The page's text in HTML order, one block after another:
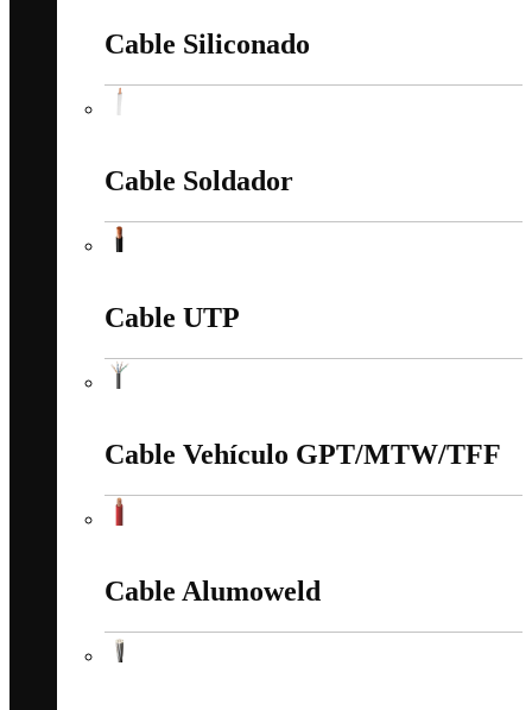
Cable Siliconado
Cable Soldador
Cable UTP
Cable Vehículo GPT/MTW/TFF
Cable Alumoweld